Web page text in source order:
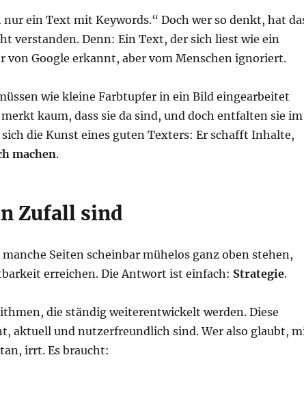
ein Text mit Keywords.“ Doch wer so denkt, hat
verstanden. Denn: Ein Text, der sich liest wie ein
Google erkannt, aber vom Menschen ignoriert.
wie kleine Farbtupfer in ein Bild eingearbeitet
kaum, dass sie da sind, und doch entfalten sie im
die Kunst eines guten Texters: Er schafft Inhalte,
machen.
Zufall sind
Seiten scheinbar mühelos ganz oben stehen,
erreichen. Die Antwort ist einfach: Strategie.
die ständig weiterentwickelt werden. Diese
aktuell und nutzerfreundlich sind. Wer also glaubt,
irrt. Es braucht: